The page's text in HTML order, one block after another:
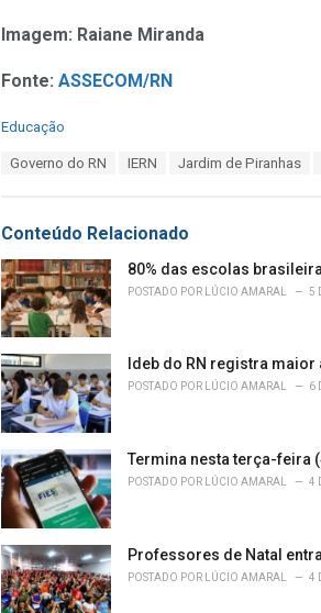
Imagem: Raiane Miranda
Fonte: ASSECOM/RN
C
o
r
i
e
s
:
Educação
:
Governo do RN IERN Jardim de Piranhas
Conteúdo Relacionado
80% das escolas
POSTADO POR LÚCIO AMARAL 5
Ideb do RN registra
POSTADO POR LÚCIO AMARAL 6
Termina nesta terça-feira
POSTADO POR LÚCIO AMARAL 4
Professores de Natal
POSTADO POR LÚCIO AMARAL 4